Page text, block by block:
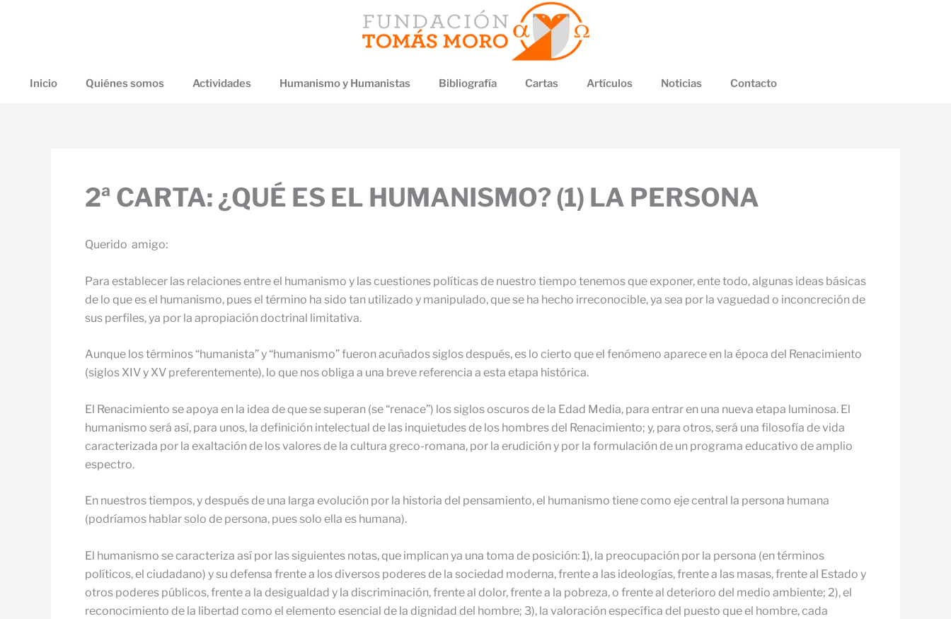
Inicio Quiénes somos Actividades Humanismo y Humanistas Bibliografía Cartas Artículos Noticias Contacto
2ª CARTA: ¿QUÉ ES EL HUMANISMO? (1) LA PERSONA
Querido amigo:
Para establecer las relaciones entre el humanismo y las cuestiones políticas de nuestro tiempo tenemos que exponer, ente todo, algunas ideas básicas
de lo que es el humanismo, pues el término ha sido tan utilizado y manipulado, que se ha hecho irreconocible, ya sea por la vaguedad o inconcreción de
sus perfiles, ya por la apropiación doctrinal limitativa.
Aunque los términos “humanista” y “humanismo” fueron acuñados siglos después, es lo cierto que el fenómeno aparece en la época del Renacimiento
(siglos XIV y XV preferentemente), lo que nos obliga a una breve referencia a esta etapa histórica.
El Renacimiento se apoya en la idea de que se superan (se “renace”) los siglos oscuros de la Edad Media, para entrar en una nueva etapa luminosa. El
humanismo será así, para unos, la definición intelectual de las inquietudes de los hombres del Renacimiento; y, para otros, será una filosofía de vida
caracterizada por la exaltación de los valores de la cultura greco-romana, por la erudición y por la formulación de un programa educativo de amplio
espectro.
En nuestros tiempos, y después de una larga evolución por la historia del pensamiento, el humanismo tiene como eje central la persona humana
(podríamos hablar solo de persona, pues solo ella es humana).
El humanismo se caracteriza así por las siguientes notas, que implican ya una toma de posición: 1), la preocupación por la persona (en términos
políticos, el ciudadano) y su defensa frente a los diversos poderes de la sociedad moderna, frente a las ideologías, frente a las masas, frente al Estado y
otros poderes públicos, frente a la desigualdad y la discriminación, frente al dolor, frente a la pobreza, o frente al deterioro del medio ambiente; 2), el
reconocimiento de la libertad como el elemento esencial de la dignidad del hombre; 3), la valoración específica del puesto que el hombre, cada